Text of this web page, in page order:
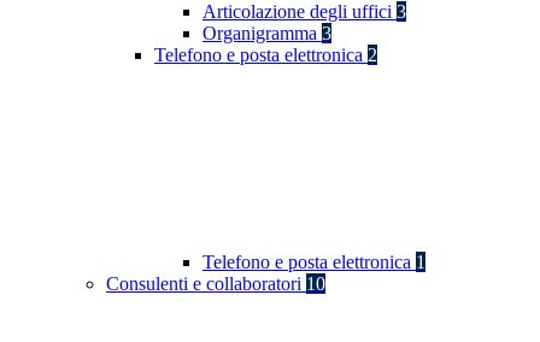
Articolazione degli uffici 3
Organigramma 3
Telefono e posta elettronica 2
Telefono e posta elettronica 1
Consulenti e collaboratori 10